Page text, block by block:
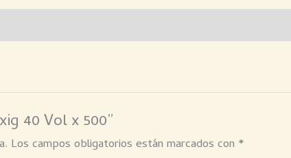
40 Vol x 500”
Los campos obligatorios están marcados con *